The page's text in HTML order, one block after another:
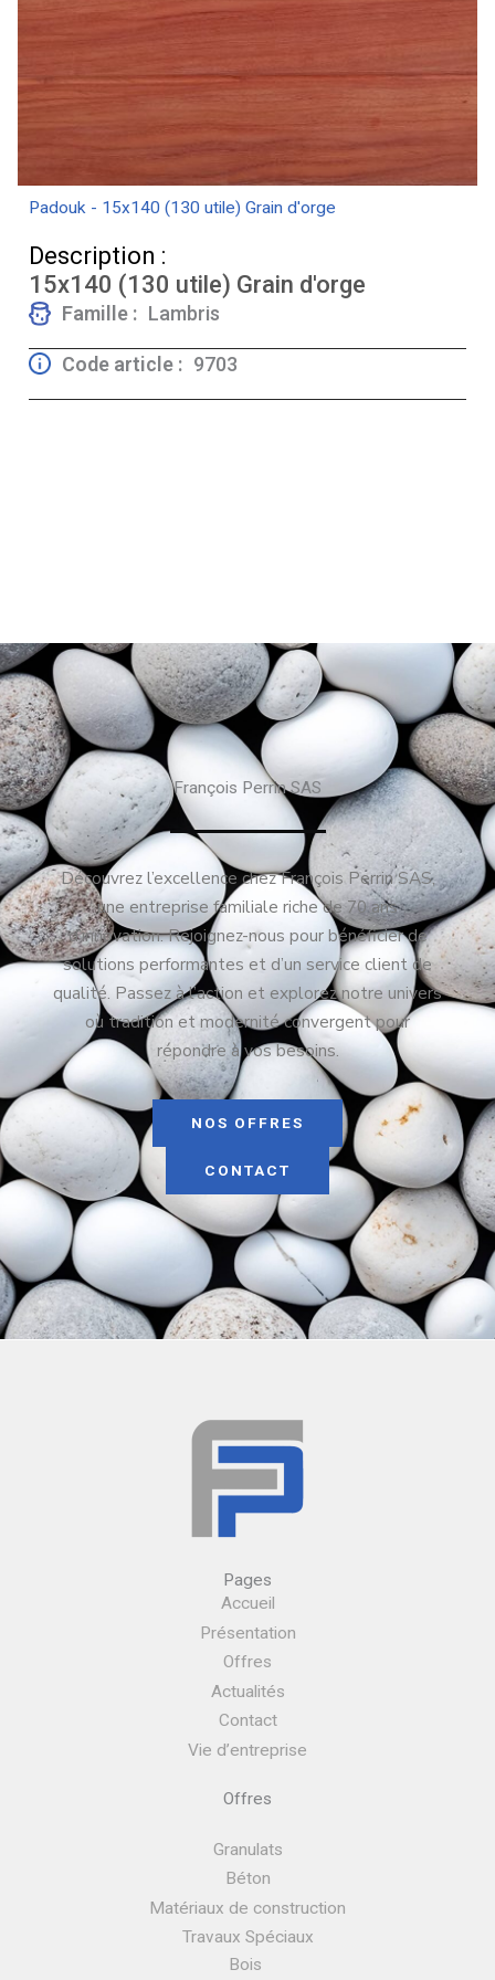
Padouk - 15x140 (130 utile) Grain d'orge
Description :
15x140 (130 utile) Grain d'orge
Famille : Lambris
Code article : 9703
François Perrin SAS
Découvrez l’excellence chez François Perrin SAS,
une entreprise familiale riche de 70 ans
d’innovation. Rejoignez-nous pour bénéficier de
solutions performantes et d’un service client de
qualité. Passez à l’action et explorez notre univers
où tradition et modernité convergent pour
répondre à vos besoins.
NOS OFFRES
CONTACT
Pages
Accueil
Présentation
Offres
Actualités
Contact
Vie d’entreprise
Offres
Granulats
Béton
Matériaux de construction
Travaux Spéciaux
Bois